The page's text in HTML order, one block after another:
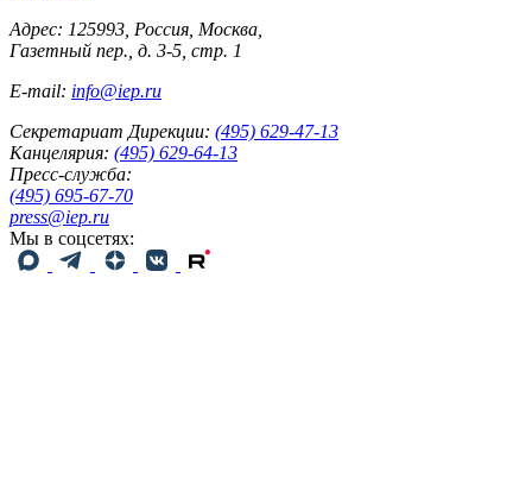
Адрес: 125993, Россия, Москва,
Газетный пер., д. 3-5, стр. 1
E-mail: info@iep.ru
Секретариат Дирекции: (495) 629-47-13
Канцелярия: (495) 629-64-13
Пресс-служба:
(495) 695-67-70
press@iep.ru
Мы в соцсетях: